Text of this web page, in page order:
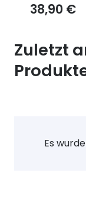
38,90€
Zuletzt
Es